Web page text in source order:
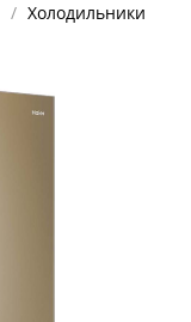
Холодильники